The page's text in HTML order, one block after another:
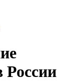
России